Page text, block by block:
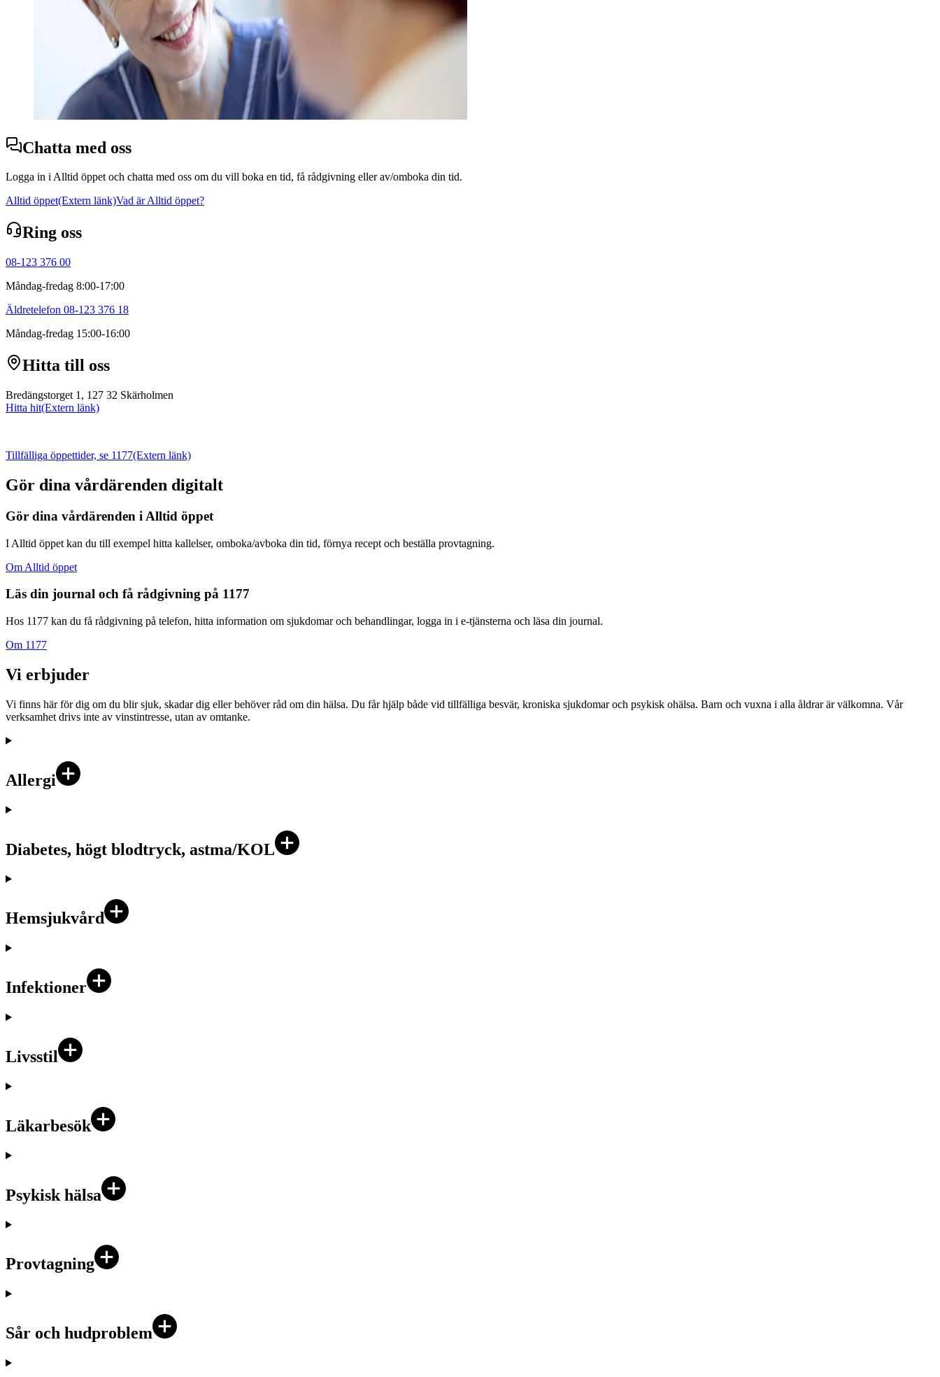
Chatta med oss
Logga in i Alltid öppet och chatta med oss om du vill boka en tid, få rådgivning eller av/omboka din tid.
Alltid öppet(Extern länk)Vad är Alltid öppet?
Ring oss
08-123 376 00
Måndag-fredag 8:00-17:00
Äldretelefon 08-123 376 18
Måndag-fredag 15:00-16:00
Hitta till oss
Bredängstorget 1, 127 32 Skärholmen
Hitta hit(Extern länk)
Tillfälliga öppettider, se 1177(Extern länk)
Gör dina vårdärenden digitalt
Gör dina vårdärenden i Alltid öppet
I Alltid öppet kan du till exempel hitta kallelser, omboka/avboka din tid, förnya recept och beställa provtagning.
Om Alltid öppet
Läs din journal och få rådgivning på 1177
Hos 1177 kan du få rådgivning på telefon, hitta information om sjukdomar och behandlingar, logga in i e-tjänsterna och läsa din journal.
Om 1177
Vi erbjuder
Vi finns här för dig om du blir sjuk, skadar dig eller behöver råd om din hälsa. Du får hjälp både vid tillfälliga besvär, kroniska sjukdomar och psykisk ohälsa. Barn och vuxna i alla åldrar är välkomna. Vår
verksamhet drivs inte av vinstintresse, utan av omtanke.
Allergi
Diabetes, högt blodtryck, astma/KOL
Hemsjukvård
Infektioner
Livsstil
Läkarbesök
Psykisk hälsa
Provtagning
Sår och hudproblem